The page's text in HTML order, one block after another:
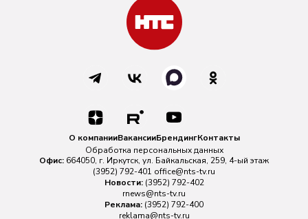
О компанииВакансииБрендингКонтакты
Обработка персональных данных
Офис: 664050, г. Иркутск, ул. Байкальская, 259, 4-ый этаж
(3952) 792-401 office@nts-tv.ru
Новости: (3952) 792-402
rnews@nts-tv.ru
Реклама: (3952) 792-400
reklama@nts-tv.ru